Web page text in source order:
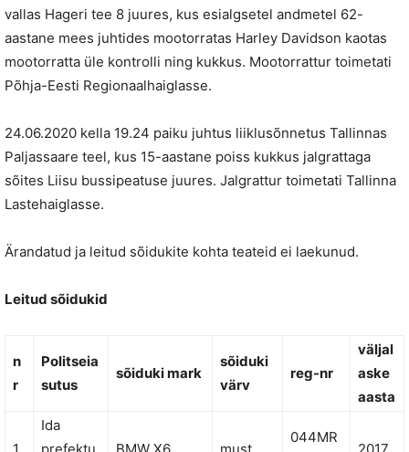
vallas Hageri tee 8 juures, kus esialgsetel andmetel 62-
aastane mees juhtides mootorratas Harley Davidson kaotas
mootorratta üle kontrolli ning kukkus. Mootorrattur toimetati
Põhja-Eesti Regionaalhaiglasse.
24.06.2020 kella 19.24 paiku juhtus liiklusõnnetus Tallinnas
Paljassaare teel, kus 15-aastane poiss kukkus jalgrattaga
sõites Liisu bussipeatuse juures. Jalgrattur toimetati Tallinna
Lastehaiglasse.
Ärandatud ja leitud sõidukite kohta teateid ei laekunud.
Leitud sõidukid
n
r
Politseia
sutus
sõiduki mark
sõiduki
värv
reg-nr
väljal
aske
aasta
Ida
044MR